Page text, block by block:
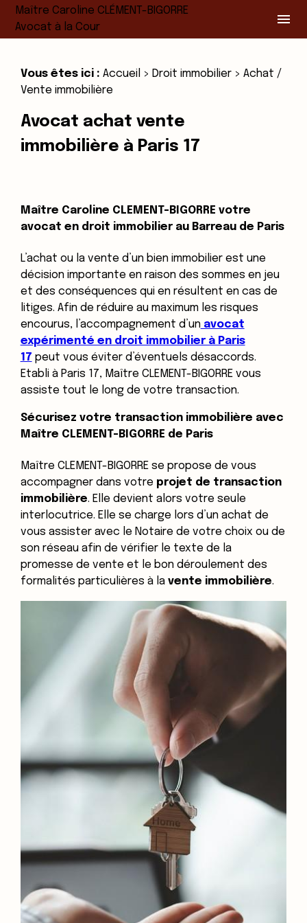
Maître Caroline CLÉMENT-BIGORRE
Avocat à la Cour
menu
Vous êtes ici : Accueil > Droit immobilier> Achat /
Vente immobilière
Avocat achat vente
immobilière à Paris 17
Maître Caroline CLEMENT-BIGORRE votre
avocat en droit immobilier au Barreau de Paris
L’achat ou la vente d’un bien immobilier est une
décision importante en raison des sommes en jeu
et des conséquences qui en résultent en cas de
litiges. Afin de réduire au maximum les risques
encourus, l’accompagnement d’unavocat
expérimenté en droit immobilier à Paris
17 peut vous éviter d’éventuels désaccords.
Etabli à Paris 17, Maître CLEMENT-BIGORRE vous
assiste tout le long de votre transaction.
Sécurisez votre transaction immobilière avec
Maître CLEMENT-BIGORRE de Paris
Maître CLEMENT-BIGORRE se propose de vous
accompagner dans votre projet de transaction
immobilière. Elle devient alors votre seule
interlocutrice. Elle se charge lors d’un achat de
vous assister avec le Notaire de votre choix ou de
son réseau afin de vérifier le texte de la
promesse de vente et le bon déroulement des
formalités particulières à lavente immobilière.
Panneau de gestion des cookies